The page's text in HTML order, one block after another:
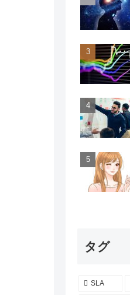
タグ
SLA